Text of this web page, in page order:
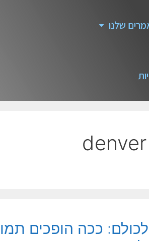
שלנו
denver
ככה הופכים